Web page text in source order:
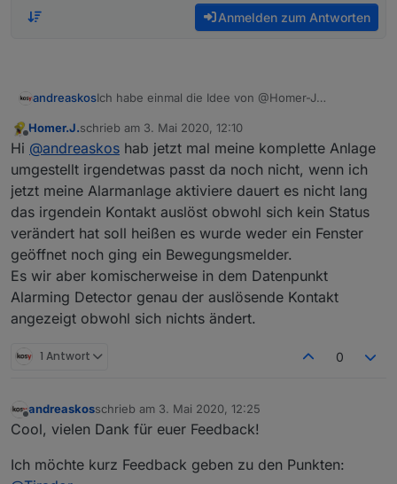
Anmelden zum Antworten
andreaskosIch habe einmal die Idee von @Homer-J
Datenpunkte:
Input.SwitchNumbergibt die Schaltzustände ein
wie folgt:
0 ... unscharf schalten
1 ... scharf intern schalten
2 ... scharf extern schalten
3 ... verzögert scharf extern schalten
Output.ActiveNumbergibt Auskunft über den
tatsächlichen Zustand mit den Ziffern:
0 ... unscharf
1 ... intern scharf
2 ... extern scharf
3 ... Eingangsverzögerung aktiv
4 ... Ausgangsverzögerung aktiv
Es werden dafür die eingebenen Texte unter
Einstellungen am Anfang des Skripts benutzt.
Offline
Homer.J.schrieb am 3. Mai 2020, 12:10
zuletzt editiert von
Hi @andreaskos hab jetzt mal meine komplette Anlage
umgestellt irgendetwas passt da noch nicht, wenn ich
jetzt meine Alarmanlage aktiviere dauert es nicht lang
das irgendein Kontakt auslöst obwohl sich kein Status
verändert hat soll heißen es wurde weder ein Fenster
geöffnet noch ging ein Bewegungsmelder.
Es wir aber komischerweise in dem Datenpunkt
Alarming Detector genau der auslösende Kontakt
angezeigt obwohl sich nichts ändert.
1 Antwort 0
Offline
andreaskosschrieb am 3. Mai 2020, 12:25
zuletzt editiert von
Cool, vielen Dank für euer Feedback!
Ich möchte kurz Feedback geben zu den Punkten: